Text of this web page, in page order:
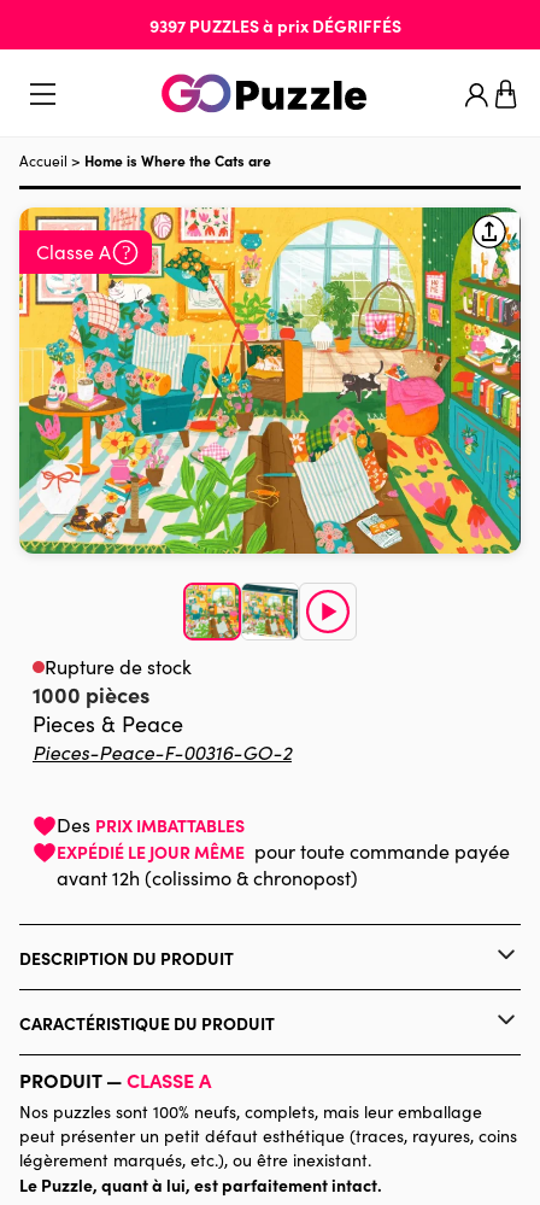
9397 PUZZLESà prix DÉGRIFFÉS
Accueil > Home is Where the Cats are
Classe A
Rupture de stock
1000 pièces
Pieces & Peace
Pieces-Peace-F-00316-GO-2
Des PRIX IMBATTABLES
EXPÉDIÉ LE JOUR MÊME pour toute commande payée
avant 12h (colissimo & chronopost)
DESCRIPTION DU PRODUIT
The Bright Agency - Sofia Cardoso
CARACTÉRISTIQUE DU PRODUIT
Catégorie Puzzles - Déco et Objets
Age
Puzzle pour Adultes (500 à
PRODUIT —CLASSE A
Nos puzzles sont 100% neufs, complets, mais leur emballage
peut présenter un petit défaut esthétique (traces, rayures, coins
légèrement marqués, etc.), ou être inexistant.
Le Puzzle, quant à lui, est parfaitement intact.